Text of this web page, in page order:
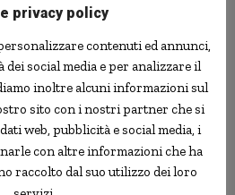
privacy policy
contenuti ed annunci,
social media e per analizzare il
inoltre alcuni informazioni sul
sito con i nostri partner che si
web, pubblicità e social media, i
con altre informazioni che ha
raccolto dal suo utilizzo dei loro